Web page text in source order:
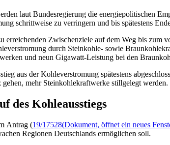
laut Bundesregierung die energiepolitischen
schrittweise zu verringern und bis spätestens
erreichenden Zwischenziele auf dem Weg bis
durch Steinkohle- sowie
und neun Gigawatt-Leistung bei den
aus der Kohleverstromung spätestens
mehr Steinkohlekraftwerke stillgelegt werden.
des Kohleausstiegs
Antrag (19/17528(Dokument, öffnet ein neues
Regionen Deutschlands ermöglichen soll.